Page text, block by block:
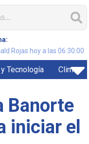
Rojas hoy a las 06:30:00
Tecnología Clima
Banorte
iniciar el